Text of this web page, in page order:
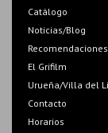
Catálogo
Noticias/Blog
Recomendaciones
El Grifilm
Urueña/Villa del
Contacto
Horarios